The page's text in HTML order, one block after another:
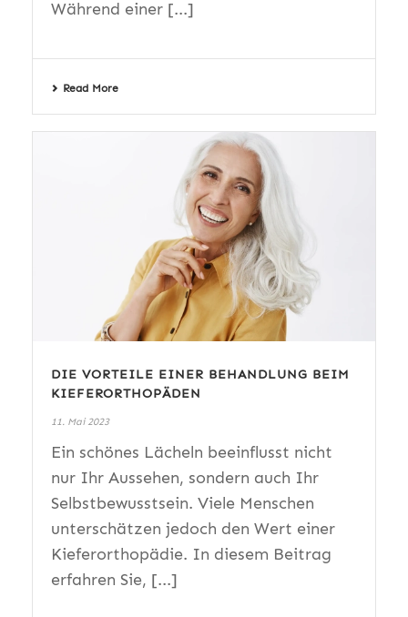
Während einer [...]
Read More
DIE VORTEILE EINER BEHANDLUNG BEIM
KIEFERORTHOPÄDEN
11. Mai 2023
Ein schönes Lächeln beeinflusst nicht
nur Ihr Aussehen, sondern auch Ihr
Selbstbewusstsein. Viele Menschen
unterschätzen jedoch den Wert einer
Kieferorthopädie. In diesem Beitrag
erfahren Sie, [...]